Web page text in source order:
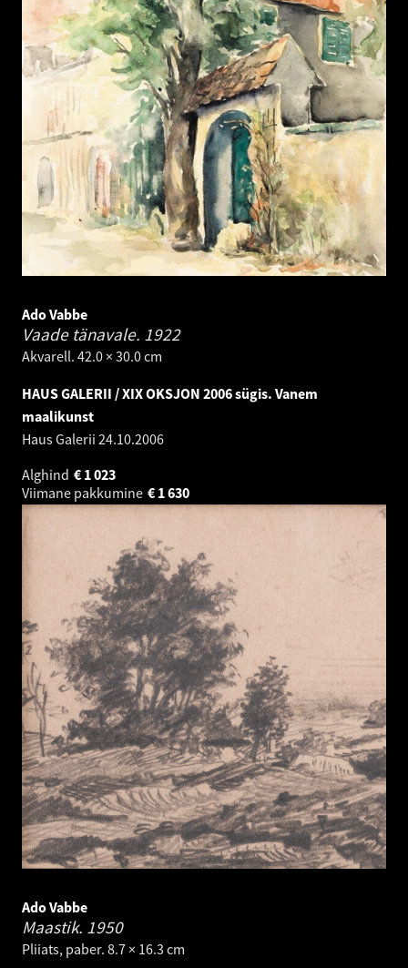
Ado Vabbe
Vaade tänavale. 1922
Akvarell. 42.0 × 30.0 cm
HAUS GALERII / XIX OKSJON 2006 sügis. Vanem
maalikunst
Haus Galerii 24.10.2006
Alghind
1 023
€
Viimane pakkumine
1 630
€
Ado Vabbe
Maastik. 1950
Pliiats, paber. 8.7 × 16.3 cm